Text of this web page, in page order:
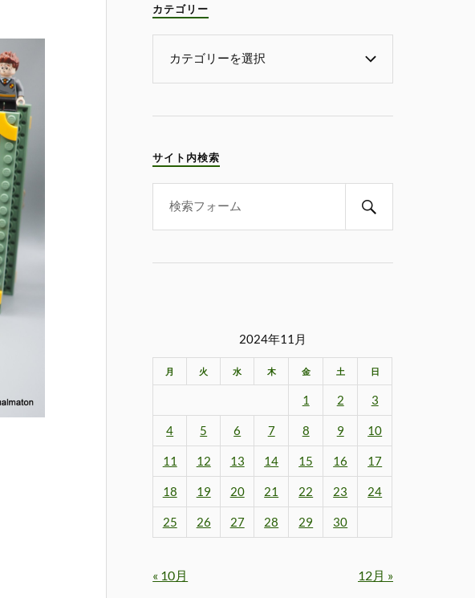
カテゴリー
サイト内検索
2024年11月
月 火 水 木 金 土 日
1 2 3
4 5 6 7 8 9 10
11 12 13 14 15 16 17
18 19 20 21 22 23 24
25 26 27 28 29 30
« 10月 12月 »